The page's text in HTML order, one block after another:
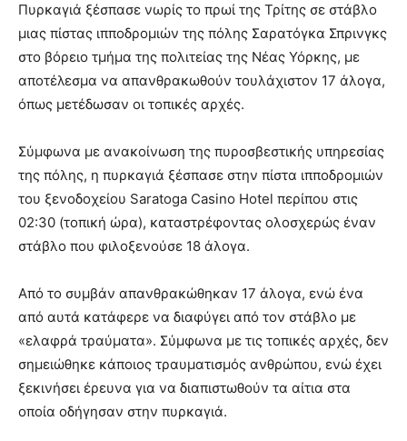
Πυρκαγιά ξέσπασε νωρίς το πρωί της Τρίτης σε στάβλο
μιας πίστας ιπποδρομιών της πόλης Σαρατόγκα Σπρινγκς
στο βόρειο τμήμα της πολιτείας της Νέας Υόρκης, με
αποτέλεσμα να απανθρακωθούν τουλάχιστον 17 άλογα,
όπως μετέδωσαν οι τοπικές αρχές.
Σύμφωνα με ανακοίνωση της πυροσβεστικής υπηρεσίας
της πόλης, η πυρκαγιά ξέσπασε στην πίστα ιπποδρομιών
του ξενοδοχείου Saratoga Casino Hotel περίπου στις
02:30 (τοπική ώρα), καταστρέφοντας ολοσχερώς έναν
στάβλο που φιλοξενούσε 18 άλογα.
Από το συμβάν απανθρακώθηκαν 17 άλογα, ενώ ένα
από αυτά κατάφερε να διαφύγει από τον στάβλο με
«ελαφρά τραύματα». Σύμφωνα με τις τοπικές αρχές, δεν
σημειώθηκε κάποιος τραυματισμός ανθρώπου, ενώ έχει
ξεκινήσει έρευνα για να διαπιστωθούν τα αίτια στα
οποία οδήγησαν στην πυρκαγιά.